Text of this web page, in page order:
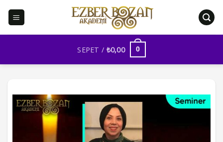
SEPET / ₺0,00 0